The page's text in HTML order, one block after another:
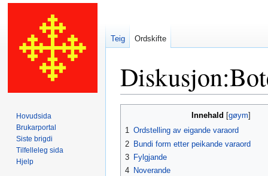
Diskusjon:
Innehald
1 Ordstelling av eigande varaord
2 Bundi form etter peikande varaord
3 Fylgjande
4 Noverande
Teig Ordskifte
Hovudsida
Brukarportal
Siste brigdi
Tilfelleleg sida
Hjelp